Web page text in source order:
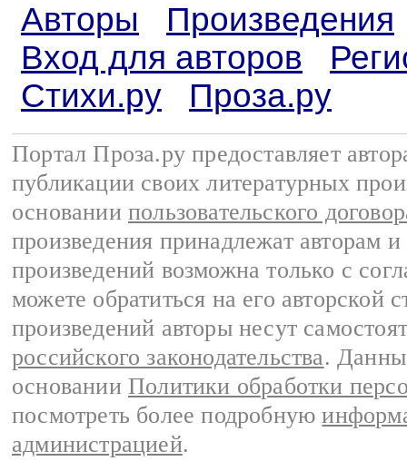
Авторы
Произведения
Вход для авторов
Стихи.ру
Проза.ру
Портал Проза.ру предоставляет
публикации своих литературных
основании пользовательского
произведения принадлежат авторам
произведений возможна только с
можете обратиться на его авторской
произведений авторы несут
российского законодательства.
основании Политики обработки
посмотреть более подробную
администрацией.